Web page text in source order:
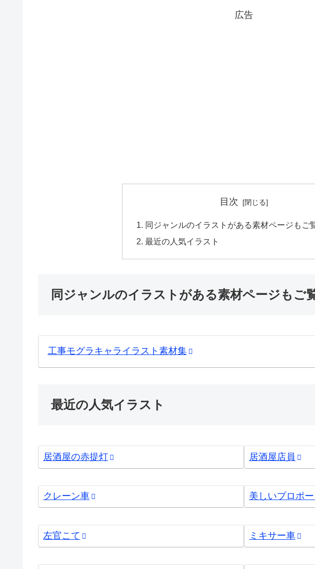
広告
目次
同ジャンルのイラストがある素材ページもご
最近の人気イラスト
同ジャンルのイラストがある素材ページもご
工事モグラキャライラスト素材集
最近の人気イラスト
居酒屋の赤提灯 居酒屋店員
クレーン車 美しいプロポ
左官こて ミキサー車